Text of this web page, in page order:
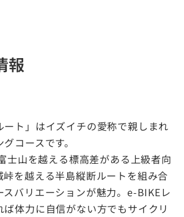
報
ート」はイズイチの愛称で親しまれ
コースです。
士山を越える標高差がある上級者向
峠を越える半島縦断ルートを組み合
スバリエーションが魅力。e-BIKEレ
ば体力に自信がない方でもサイクリ